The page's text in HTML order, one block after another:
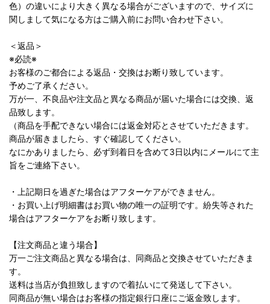
色）の違いにより大きく異なる場合がございますので、サイズに
関しまして気になる方はご購入前にお問い合わせ下さい。
＜返品＞
※必読※
お客様のご都合による返品・交換はお断り致しています。
予めご了承ください。
万が一、不良品や注文品と異なる商品が届いた場合には交換、返
品致します。
（商品を手配できない場合には返金対応とさせていただきます。
商品が届きましたら、すぐ確認してください。
なにかありましたら、必ず到着日を含めて3日以内にメールにて主
旨をご連絡下さい。
・上記期日を過ぎた場合はアフターケアができません。
・お買い上げ明細書はお買い物の唯一の証明です。紛失等された
場合はアフターケアをお断り致します。
【注文商品と違う場合】
万一ご注文商品と異なる場合は、同商品と交換させていただきま
す。
送料は当店が負担致しますので着払いにて発送して下さい。
同商品が無い場合はお客様の指定銀行口座にご返金致します。